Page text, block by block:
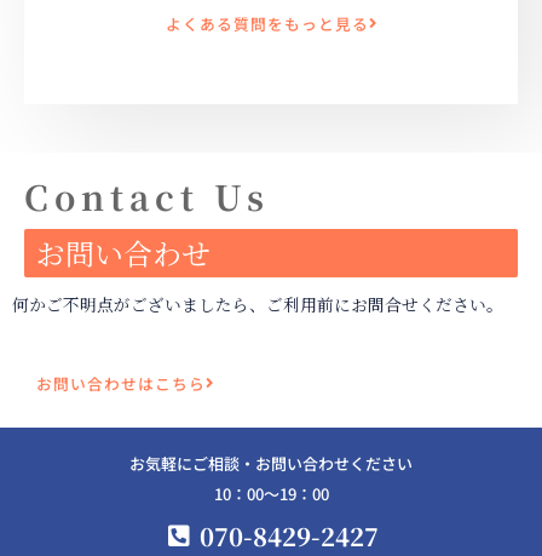
よくある質問をもっと見る
Contact Us
お問い合わせ
何かご不明点がございましたら、ご利用前にお問合せください。
お問い合わせはこちら
お気軽にご相談・お問い合わせください
10：00〜19：00
070-8429-2427